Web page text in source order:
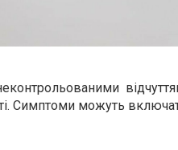
Симптоми можуть